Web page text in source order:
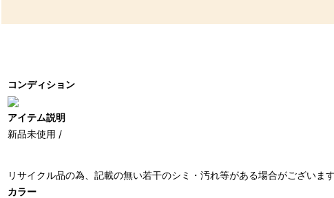
コンディション
アイテム説明
新品未使用 /
リサイクル品の為、記載の無い若干のシミ・汚れ等がある場合がございま
カラー